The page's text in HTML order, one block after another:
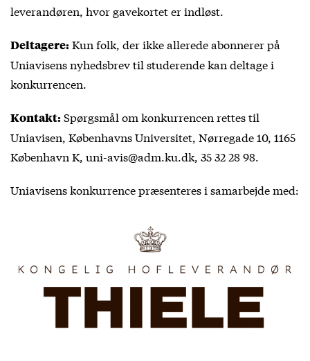
leverandøren, hvor gavekortet er indløst.
Deltagere:Kun folk, der ikke allerede abonnerer på
Uniavisens nyhedsbrev til studerende kan deltage i
konkurrencen.
Kontakt:Spørgsmål om konkurrencen rettes til
Uniavisen, Københavns Universitet, Nørregade 10, 1165
København K, uni-avis@adm.ku.dk, 35 32 28 98.
Uniavisens konkurrence præsenteres i samarbejde med: